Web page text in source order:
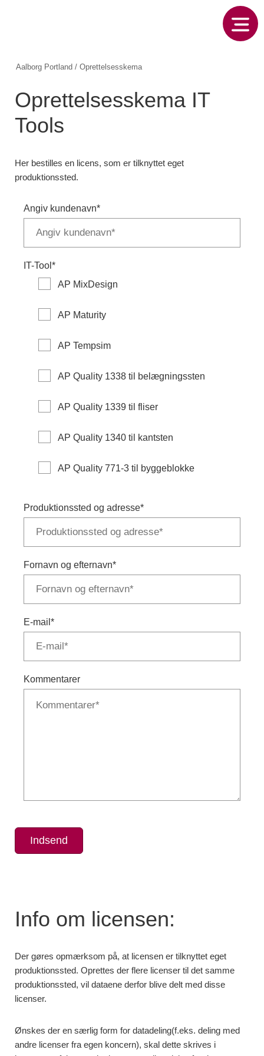
Aalborg Portland / Oprettelsesskema
Oprettelsesskema IT
Tools
Her bestilles en licens, som er tilknyttet eget
produktionssted.
Angiv kundenavn*
IT-Tool *
AP MixDesign
AP Maturity
AP Tempsim
AP Quality 1338 til belægningssten
AP Quality 1339 til fliser
AP Quality 1340 til kantsten
AP Quality 771-3 til byggeblokke
Produktionssted og adresse*
Fornavn og efternavn*
E-mail *
Kommentarer
Info om licensen:
Der gøres opmærksom på, at licensen er tilknyttet eget
produktionssted. Oprettes der flere licenser til det samme
produktionssted, vil dataene derfor blive delt med disse
licenser.
Ønskes der en særlig form for datadeling(f.eks. deling med
andre licenser fra egen koncern), skal dette skrives i